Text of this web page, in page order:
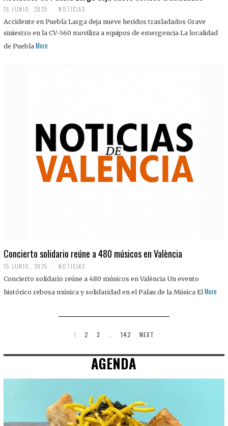
15 JUNIO, 2025 NOTICIAS
Accidente en Puebla Larga deja nueve heridos trasladados Grave
siniestro en la CV-560 moviliza a equipos de emergencia La localidad
de Puebla More
Concierto solidario reúne a 480 músicos en València
15 JUNIO, 2025 NOTICIAS
Concierto solidario reúne a 480 músicos en València Un evento
histórico rebosa música y solidaridad en el Palau de la Música El More
1 2 3 142 NEXT
AGENDA